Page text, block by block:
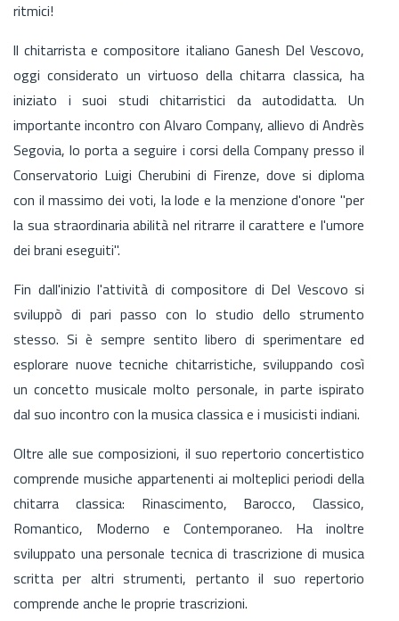
ritmici!
ll chitarrista e compositore italiano Ganesh Del Vescovo,
oggi considerato un virtuoso della chitarra classica, ha
iniziato i suoi studi chitarristici da autodidatta. Un
importante incontro con Alvaro Company, allievo di Andrès
Segovia, lo porta a seguire i corsi della Company presso il
Conservatorio Luigi Cherubini di Firenze, dove si diploma
con il massimo dei voti, la lode e la menzione d'onore "per
la sua straordinaria abilità nel ritrarre il carattere e l'umore
dei brani eseguiti".
Fin dall'inizio l'attività di compositore di Del Vescovo si
sviluppò di pari passo con lo studio dello strumento
stesso. Si è sempre sentito libero di sperimentare ed
esplorare nuove tecniche chitarristiche, sviluppando così
un concetto musicale molto personale, in parte ispirato
dal suo incontro con la musica classica e i musicisti indiani.
Oltre alle sue composizioni, il suo repertorio concertistico
comprende musiche appartenenti ai molteplici periodi della
chitarra classica: Rinascimento, Barocco, Classico,
Romantico, Moderno e Contemporaneo. Ha inoltre
sviluppato una personale tecnica di trascrizione di musica
scritta per altri strumenti, pertanto il suo repertorio
comprende anche le proprie trascrizioni.